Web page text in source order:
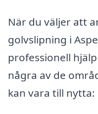
När du väljer att
golvslipning i
professionell
några av de
kan vara till nytta: